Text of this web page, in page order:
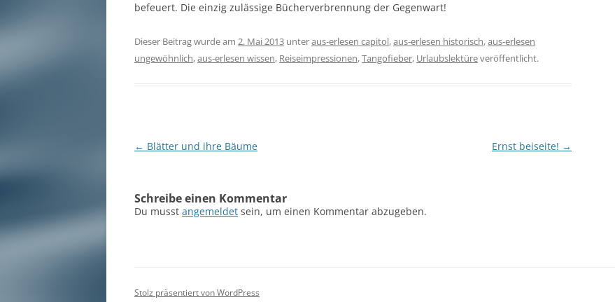
befeuert. Die einzig zulässige Bücherverbrennung der Gegenwart!
Dieser Beitrag wurde am 2. Mai 2013 unteraus-erlesen capitol,aus-erlesen historisch,aus-erlesen
ungewöhnlich,aus-erlesen wissen, Reiseimpressionen,Tangofieber, Urlaubslektüreveröffentlicht.
Beitragsnavigation
← Blätter und ihre Bäume Ernst beiseite! →
Schreibe einen Kommentar
Du musst angemeldet sein, um einen Kommentar abzugeben.
Stolz präsentiert von WordPress